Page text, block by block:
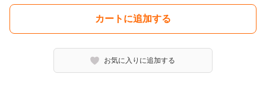
カートに追加する
お気に入りに追加する